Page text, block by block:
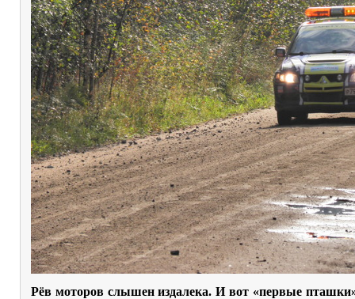
Рёв моторов слышен издалека. И вот «первые